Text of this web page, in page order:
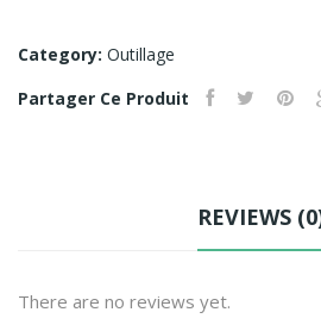
Category: Outillage
Partager Ce Produit
REVIEWS
There are no reviews yet.